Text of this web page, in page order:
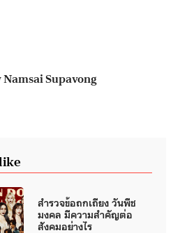
Supavong
สำรวจข้อถกเถียง วันพืช
มงคล มีความสำคัญต่อ
สังคมอย่างไร